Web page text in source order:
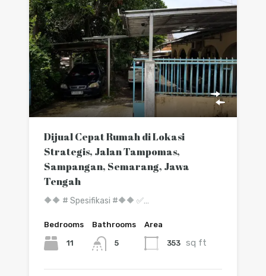
Dijual Cepat Rumah di Lokasi
Strategis, Jalan Tampomas,
Sampangan, Semarang, Jawa
Tengah
🔶🔶 # Spesifikasi #🔶🔶 ✅…
Bedrooms
11
Bathrooms
5
Area
353 sq ft